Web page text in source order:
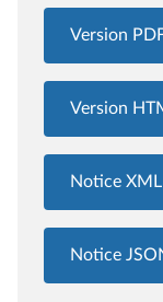
Version
Version
Notice XML
Notice